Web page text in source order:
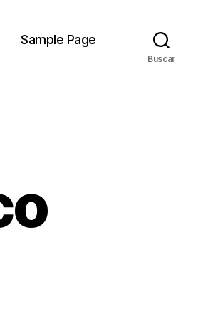
Sample Page
Buscar